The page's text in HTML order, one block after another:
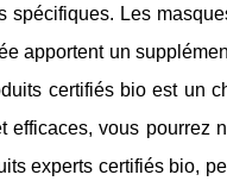
spécifiques. Les
apportent un
certifiés bio est un
efficaces, vous pourrez
experts certifiés bio,